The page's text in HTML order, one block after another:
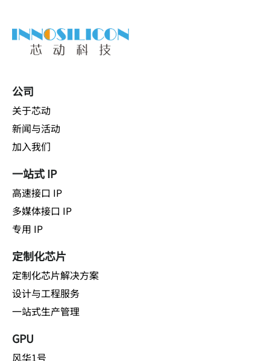
公司
关于芯动
新闻与活动
加入我们
一站式 IP
高速接口 IP
多媒体接口 IP
专用 IP
定制化芯片
定制化芯片解决方案
设计与工程服务
一站式生产管理
GPU
风华1号